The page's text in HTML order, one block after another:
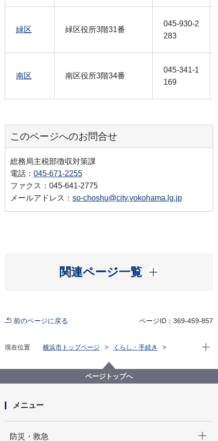
緑区 緑区役所3階31番
045-930-2
283
南区 南区役所3階34番
045-341-1
169
このページへのお問合せ
総務局主税部徴収対策課
電話： 045-671-2255
ファクス：045-641-2775
メールアドレス： so-choshu@city.yokohama.lg.jp
関連ページ一覧
開く
前のページに戻る ページID：369-459-857
現在位置 横浜市トップページ
くらし・手続き
令和７年３月28日発送の納付書付督促状の印字が不明
瞭な場合について
現在
ページトップへ
メニュー
防災・救急